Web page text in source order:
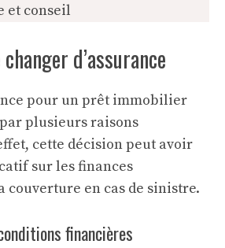
et conseil
d’assurance
pour un prêt immobilier
plusieurs raisons
cette décision peut avoir
sur les finances
couverture en cas de sinistre.
financières